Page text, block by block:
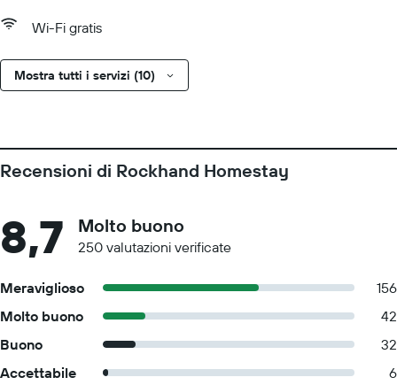
Wi-Fi gratis
Mostra tutti i servizi (10)
Recensioni di Rockhand Homestay
8,7 Molto buono
250 valutazioni verificate
Meraviglioso
156
Molto buono
42
Buono
32
Accettabile
6